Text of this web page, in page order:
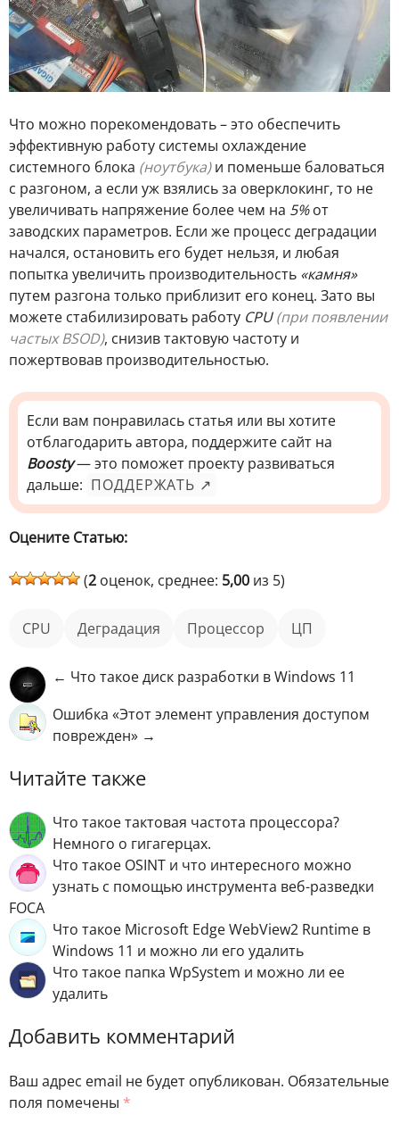
Что можно порекомендовать – это обеспечить
эффективную работу системы охлаждение
системного блока (ноутбука)и поменьше баловаться
с разгоном, а если уж взялись за оверклокинг, то не
увеличивать напряжение более чем на 5%от
заводских параметров. Если же процесс деградации
начался, остановить его будет нельзя, и любая
попытка увеличить производительность «камня»
путем разгона только приблизит его конец. Зато вы
можете стабилизировать работу CPU (при появлении
частых BSOD), снизив тактовую частоту и
пожертвовав производительностью.
Если вам понравилась статья или вы хотите
отблагодарить автора, поддержите сайт на
Boosty— это поможет проекту развиваться
дальше: ПОДДЕРЖАТЬ ↗
Оцените Статью:
(2 оценок, среднее: 5,00 из 5)
CPU деградация процессор ЦП
← Что такое диск разработки в Windows 11
Ошибка «Этот элемент управления доступом
поврежден» →
Читайте также
Что такое тактовая частота процессора?
Немного о гигагерцах.
Что такое OSINT и что интересного можно
узнать с помощью инструмента веб-разведки
FOCA
Что такое Microsoft Edge WebView2 Runtime в
Windows 11 и можно ли его удалить
Что такое папка WpSystem и можно ли ее
удалить
Добавить комментарий
Ваш адрес email не будет опубликован. Обязательные
поля помечены *